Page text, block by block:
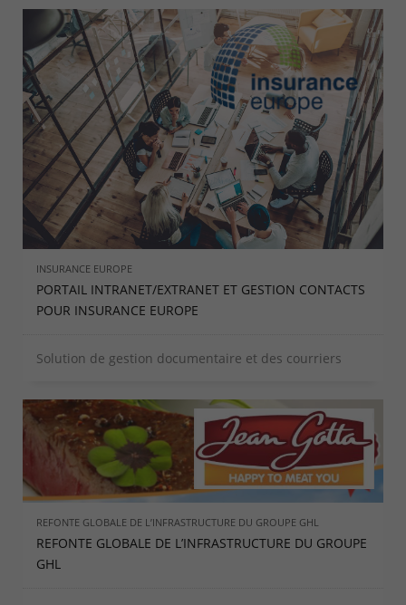
INSURANCE EUROPE
PORTAIL INTRANET/EXTRANET ET GESTION CONTACTS
POUR INSURANCE EUROPE
Solution de gestion documentaire et des courriers
REFONTE GLOBALE DE L’INFRASTRUCTURE DU GROUPE GHL
REFONTE GLOBALE DE L’INFRASTRUCTURE DU GROUPE
GHL